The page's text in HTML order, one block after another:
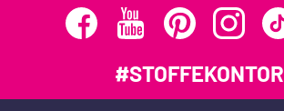
#STOFFEKONTOR